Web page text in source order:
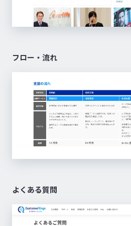
フロー・流れ
よくある質問